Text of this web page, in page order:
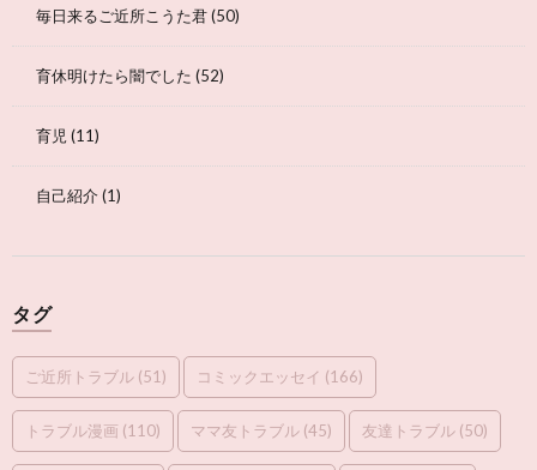
毎日来るご近所こうた君(50)
育休明けたら闇でした (52)
育児 (11)
自己紹介(1)
タグ
ご近所トラブル (51) コミックエッセイ (166)
トラブル漫画 (110) ママ友トラブル (45) 友達トラブル (50)